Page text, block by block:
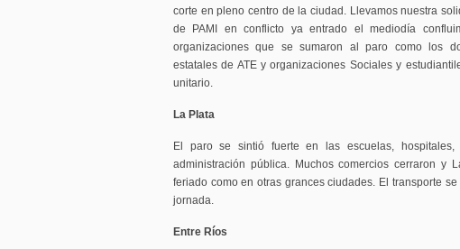
corte en pleno centro de la ciudad. Llevamos nuestra
de PAMI en conflicto ya entrado el mediodía
organizaciones que se sumaron al paro como los
estatales de ATE y organizaciones Sociales y
unitario.
La Plata
El paro se sintió fuerte en las escuelas,
administración pública. Muchos comercios cerraron y
feriado como en otras grances ciudades. El transporte
jornada.
Entre Ríos